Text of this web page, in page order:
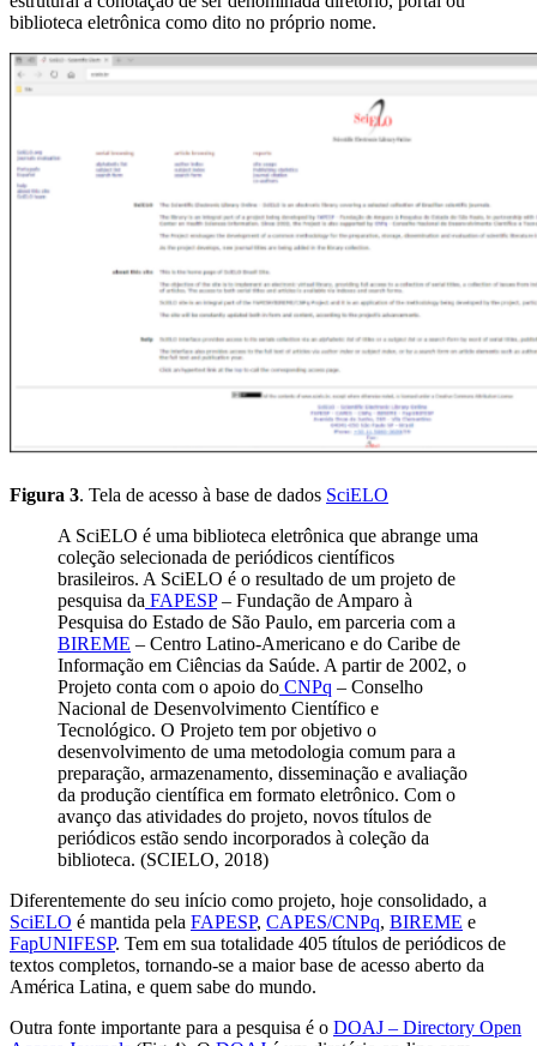
biblioteca eletrônica como dito no próprio nome.
Figura 3. Tela de acesso à base de dados SciELO
A SciELO é uma biblioteca eletrônica que abrange uma
coleção selecionada de periódicos científicos
brasileiros. A SciELO é o resultado de um projeto de
pesquisa da FAPESP– Fundação de Amparo à
Pesquisa do Estado de São Paulo, em parceria com a
BIREME – Centro Latino-Americano e do Caribe de
Informação em Ciências da Saúde. A partir de 2002, o
Projeto conta com o apoio do CNPq – Conselho
Nacional de Desenvolvimento Científico e
Tecnológico. O Projeto tem por objetivo o
desenvolvimento de uma metodologia comum para a
preparação, armazenamento, disseminação e avaliação
da produção científica em formato eletrônico. Com o
avanço das atividades do projeto, novos títulos de
periódicos estão sendo incorporados à coleção da
biblioteca. (SCIELO, 2018)
Diferentemente do seu início como projeto, hoje consolidado, a
SciELO é mantida pela FAPESP, CAPES/CNPq, BIREME e
FapUNIFESP. Tem em sua totalidade 405 títulos de periódicos de
textos completos, tornando-se a maior base de acesso aberto da
América Latina, e quem sabe do mundo.
Outra fonte importante para a pesquisa é o DOAJ – Directory Open